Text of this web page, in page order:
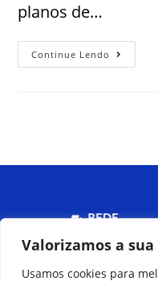
Valorizamos a
Usamos cookies para
planos de…
Continue Lendo